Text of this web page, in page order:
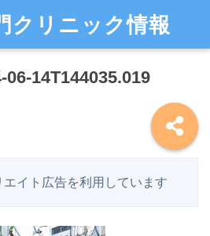
クリニック情報
14T144035.019
イト広告を利用しています